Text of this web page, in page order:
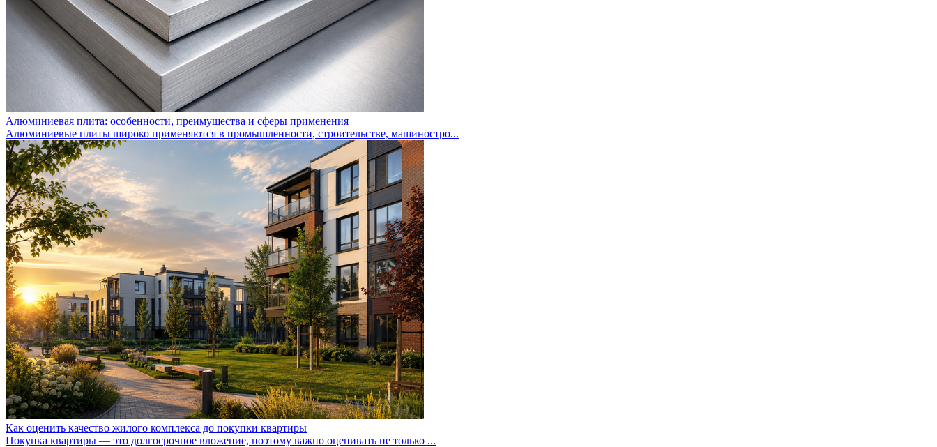
Алюминиевая плита: особенности, преимущества и сферы применения
Алюминиевые плиты широко применяются в промышленности, строительстве, машиностро...
Как оценить качество жилого комплекса до покупки квартиры
Покупка квартиры — это долгосрочное вложение, поэтому важно оценивать не только ...